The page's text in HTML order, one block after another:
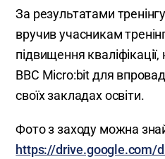
За результатами
вручив учасникам
підвищення
BBC Micro:bit для
своїх закладах освіти.
Фото з заходу можна
https://drive.google.com/